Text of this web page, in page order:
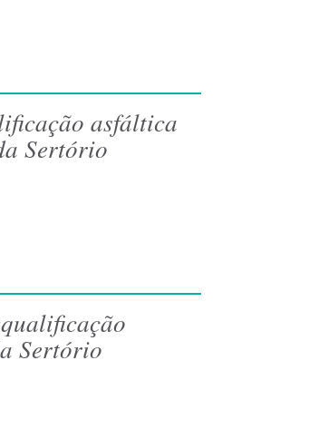
asfáltica
Sertório
Sertório